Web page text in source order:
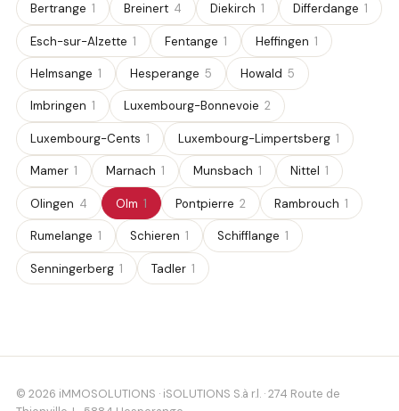
Bertrange 1 Breinert 4 Diekirch 1 Differdange 1
Esch-sur-Alzette 1 Fentange 1 Heffingen 1
Helmsange 1 Hesperange 5 Howald 5
Imbringen 1 Luxembourg-Bonnevoie 2
Luxembourg-Cents 1 Luxembourg-Limpertsberg 1
Mamer 1 Marnach 1 Munsbach 1 Nittel 1
Olingen 4 Olm 1 Pontpierre 2 Rambrouch 1
Rumelange 1 Schieren 1 Schifflange 1
Senningerberg 1 Tadler 1
© 2026 iMMOSOLUTIONS · iSOLUTIONS S.à r.l. · 274 Route de